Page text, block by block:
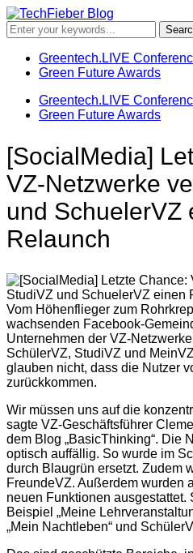
Greentech.LIVE
Green Future Awards
Greentech.LIVE
Green Future Awards
[SocialMedia]
VZ-Netzwerke
und SchuelerVZ
Relaunch
Vom Höhenflieger zum
wachsenden Facebook-
Unternehmen der VZ-
SchülerVZ, StudiVZ und
glauben nicht, dass die Nutzer
zurückkommen.
Wir müssen uns auf die
sagte VZ-Geschäftsführer
dem Blog „BasicThinking“. Die
optisch auffällig. So wurde im
durch Blaugrün ersetzt. Zudem
FreundeVZ. Außerdem wurden
neuen Funktionen ausgestattet.
Beispiel „Meine
„Mein Nachtleben“ und